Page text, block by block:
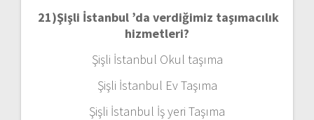
21)Şişli İstanbul ’da verdiğimiz taşımacılık
hizmetleri?
Şişli İstanbul Okul taşıma
Şişli İstanbul Ev Taşıma
Şişli İstanbul İş yeri Taşıma